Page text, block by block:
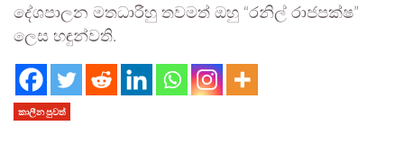
දේශපාලන මතධාරීහු තවමත් ඔහු “රනිල් රාජපක්ෂ”
ලෙස හඳුන්වති.
කාලීන පුවත්